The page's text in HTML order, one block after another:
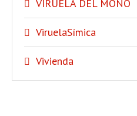
VIRUELA DEL MONO
ViruelaSímica
Vivienda